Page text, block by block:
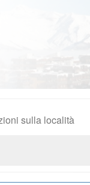
sulla località